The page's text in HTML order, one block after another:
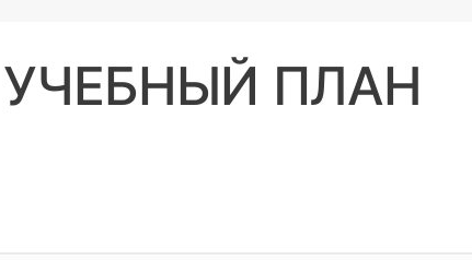
УЧЕБНЫЙ ПЛАН